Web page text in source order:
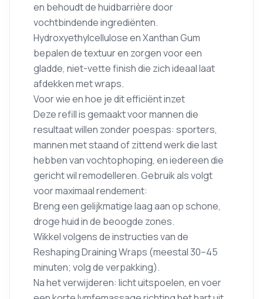
en behoudt de huidbarrière door
vochtbindende ingrediënten.
Hydroxyethylcellulose en Xanthan Gum
bepalen de textuur en zorgen voor een
gladde, niet-vette finish die zich ideaal laat
afdekken met wraps.
Voor wie en hoe je dit efficiënt inzet
Deze refill is gemaakt voor mannen die
resultaat willen zonder poespas: sporters,
mannen met staand of zittend werk die last
hebben van vochtophoping, en iedereen die
gericht wil remodelleren. Gebruik als volgt
voor maximaal rendement:
Breng een gelijkmatige laag aan op schone,
droge huid in de beoogde zones.
Wikkel volgens de instructies van de
Reshaping Draining Wraps (meestal 30–45
minuten; volg de verpakking).
Na het verwijderen: licht uitspoelen, en voer